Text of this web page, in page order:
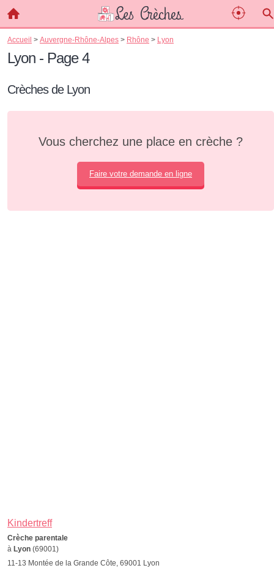
Accueil > Auvergne-Rhône-Alpes > Rhône > Lyon
Lyon - Page 4
Crèches de Lyon
Vous cherchez une place en crèche ?
Faire votre demande en ligne
Kindertreff
Crèche parentale
à Lyon (69001)
11-13 Montée de la Grande Côte, 69001 Lyon